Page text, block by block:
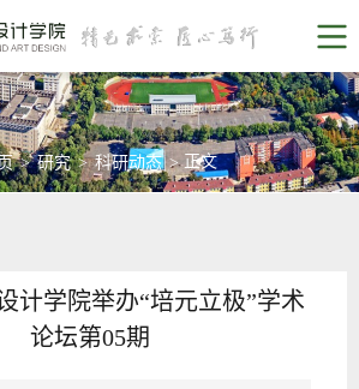
> 研究 > 科研动态 >正文
计学院举办“培元立极”学术
论坛第05期